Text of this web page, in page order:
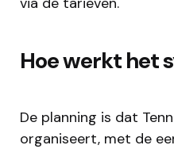
Hoe werkt het
De planning is dat
organiseert, met de